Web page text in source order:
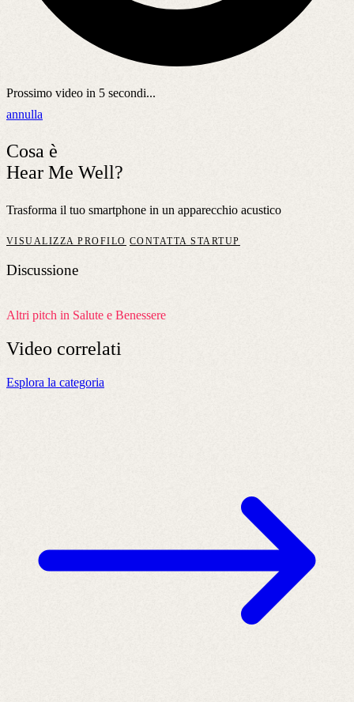
Prossimo video in 5 secondi...
annulla
Cosa è
Hear Me Well?
Trasforma il tuo smartphone in un apparecchio acustico
VISUALIZZA PROFILO CONTATTA STARTUP
Discussione
Altri pitch in Salute e Benessere
Video correlati
Esplora la categoria